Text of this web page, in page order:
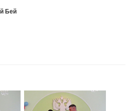
Бей